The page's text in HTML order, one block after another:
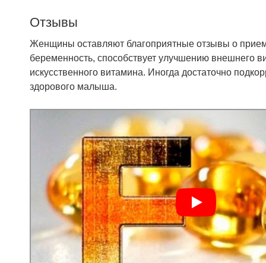
Отзывы
Женщины оставляют благоприятные отзывы о
беременность, способствует улучшению внешнего
искусственного витамина. Иногда достаточно
здорового малыша.